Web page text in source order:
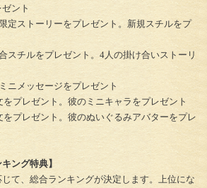
ゼント
定ストーリーをプレゼント。新規スチルをプ
スチルをプレゼント。4人の掛け合いストーリ
ニメッセージをプレゼント
プレゼント。彼のミニキャラをプレゼント
をプレゼント。彼のぬいぐるみアバターをプレ
ング特典】
て、総合ランキングが決定します。上位にな